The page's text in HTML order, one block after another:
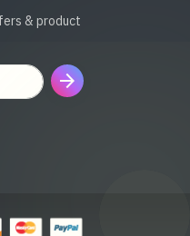
& product
arrow_forward